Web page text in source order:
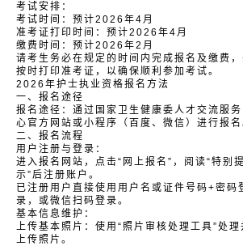
考试安排：
考试时间：预计2026年4月
准考证打印时间：预计2026年4月
缴费时间：预计2026年2月
请考生务必在规定的时间内完成报名及缴费，
按时打印准考证，以确保顺利参加考试。
2026年护士执业资格报名方法
一、报名途径
报名途径：通过国家卫生健康委人才交流服务
心官方网站或小程序（百度、微信）进行报名
二、报名流程
用户注册与登录：
进入报名网站，点击“网上报名”，阅读“特别提
示”后注册账户。
已注册用户直接使用用户名或证件号码+密码
录，或微信扫码登录。
基本信息维护：
上传基本照片：使用“照片审核处理工具”处理
上传照片。